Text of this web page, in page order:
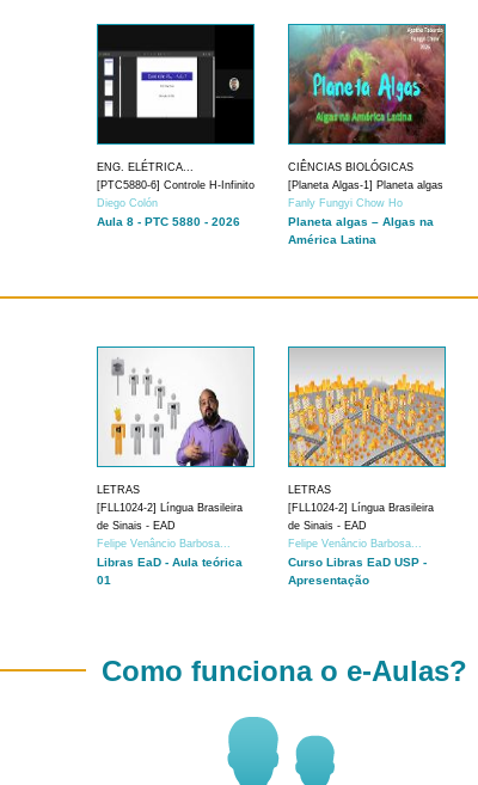
ENG. ELÉTRICA...
[PTC5880-6] Controle H-Infinito
Diego Colón
Aula 8 - PTC 5880 - 2026
CIÊNCIAS BIOLÓGICAS
[Planeta Algas-1] Planeta algas
Fanly Fungyi Chow Ho
Planeta algas – Algas na
América Latina
LETRAS
[FLL1024-2] Língua Brasileira
de Sinais - EAD
Felipe Venâncio Barbosa...
Libras EaD - Aula teórica
01
LETRAS
[FLL1024-2] Língua Brasileira
de Sinais - EAD
Felipe Venâncio Barbosa...
Curso Libras EaD USP -
Apresentação
Como funciona o e-Aulas?